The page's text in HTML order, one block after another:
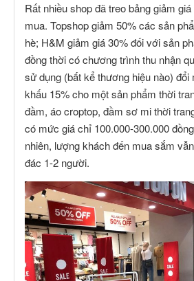
Rất nhiều shop đã treo bảng giảm
mua. Topshop giảm 50% các sản
hè; H&M giảm giá 30% đối với sản
đồng thời có chương trình thu nhận
sử dụng (bất kể thương hiệu nào) đổi
khấu 15% cho một sản phẩm thời
đầm, áo croptop, đầm sơ mi thời
có mức giá chỉ 100.000-300.000
nhiên, lượng khách đến mua sắm
đác 1-2 người.